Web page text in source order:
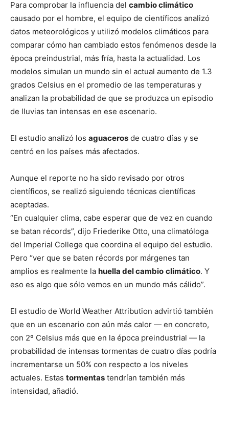
Para comprobar la influencia del cambio climático
causado por el hombre, el equipo de científicos analizó
datos meteorológicos y utilizó modelos climáticos para
comparar cómo han cambiado estos fenómenos desde la
época preindustrial, más fría, hasta la actualidad. Los
modelos simulan un mundo sin el actual aumento de 1.3
grados Celsius en el promedio de las temperaturas y
analizan la probabilidad de que se produzca un episodio
de lluvias tan intensas en ese escenario.
El estudio analizó los aguaceros de cuatro días y se
centró en los países más afectados.
Aunque el reporte no ha sido revisado por otros
científicos, se realizó siguiendo técnicas científicas
aceptadas.
“En cualquier clima, cabe esperar que de vez en cuando
se batan récords”, dijo Friederike Otto, una climatóloga
del Imperial College que coordina el equipo del estudio.
Pero “ver que se baten récords por márgenes tan
amplios es realmente la huella del cambio climático. Y
eso es algo que sólo vemos en un mundo más cálido”.
El estudio de World Weather Attribution advirtió también
que en un escenario con aún más calor — en concreto,
con 2º Celsius más que en la época preindustrial — la
probabilidad de intensas tormentas de cuatro días podría
incrementarse un 50% con respecto a los niveles
actuales. Estas tormentas tendrían también más
intensidad, añadió.